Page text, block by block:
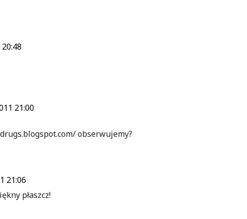
21:00
obserwujemy?
21:06
płaszcz!